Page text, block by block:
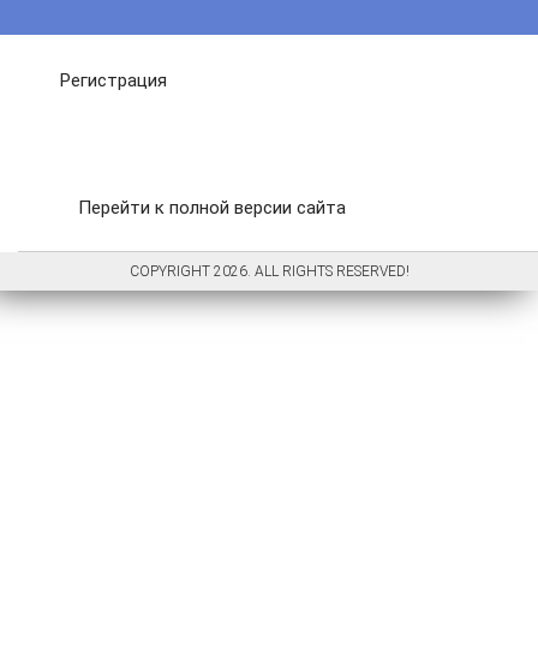
Регистрация
Перейти к полной версии сайта
COPYRIGHT 2026. ALL RIGHTS RESERVED!